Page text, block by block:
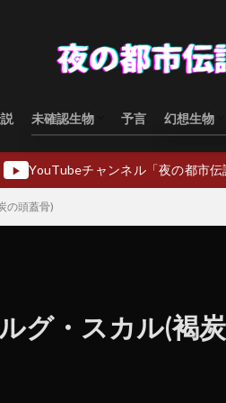
未確認生物
水棲型
類人猿型
飛行生物型
予言 幻想生物
幻想生
幻想生
幻想生
幻想生
幻想生
▶ YouTubeチャンネル「夜の都市伝
の頭蓋骨)
グ・スカル(褐